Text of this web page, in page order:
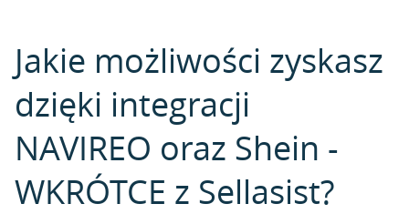
Jakie możliwości zyskasz
dzięki integracji
NAVIREO oraz Shein -
WKRÓTCE z Sellasist?